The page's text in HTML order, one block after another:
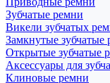
Зубчатые ремни
Викели зубчатых
Замкнутые зубчатые
Открытые зубчатые
Аксессуары для
Клиновые ремни